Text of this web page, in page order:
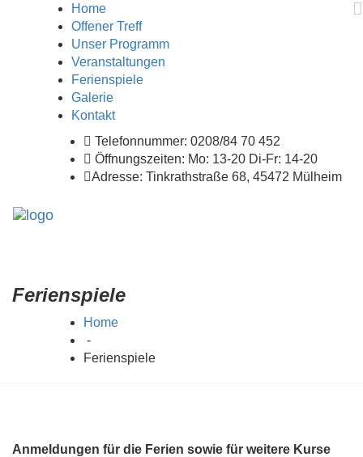
Home
Offener Treff
Unser Programm
Veranstaltungen
Ferienspiele
Galerie
Kontakt
Telefonnummer: 0208/84 70 452
Öffnungszeiten: Mo: 13-20 Di-Fr: 14-20
Adresse: Tinkrathstraße 68, 45472 Mülheim
Ferienspiele
Home
-
Ferienspiele
Anmeldungen für die Ferien sowie für weitere Kurse